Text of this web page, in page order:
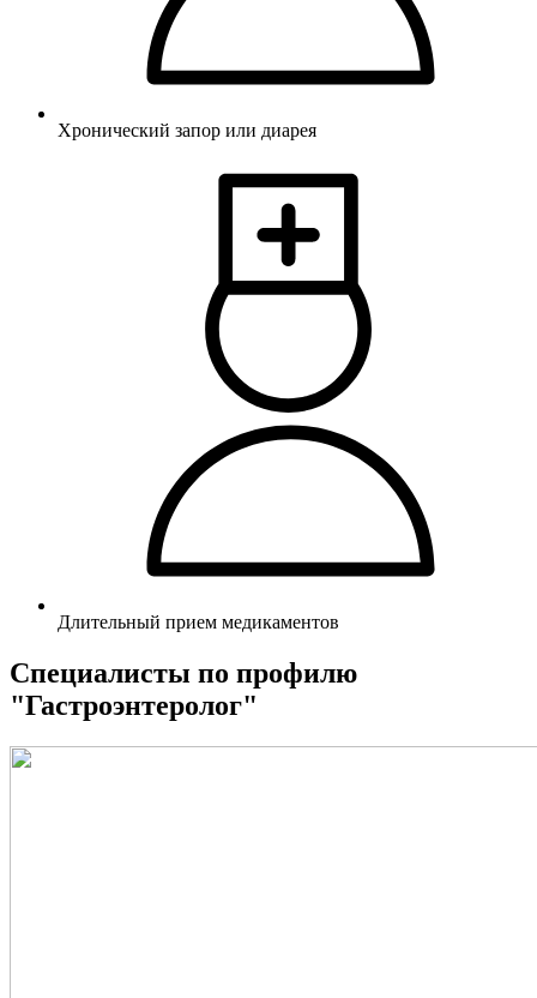
Хронический запор или диарея
Длительный прием медикаментов
Специалисты по профилю
"Гастроэнтеролог"